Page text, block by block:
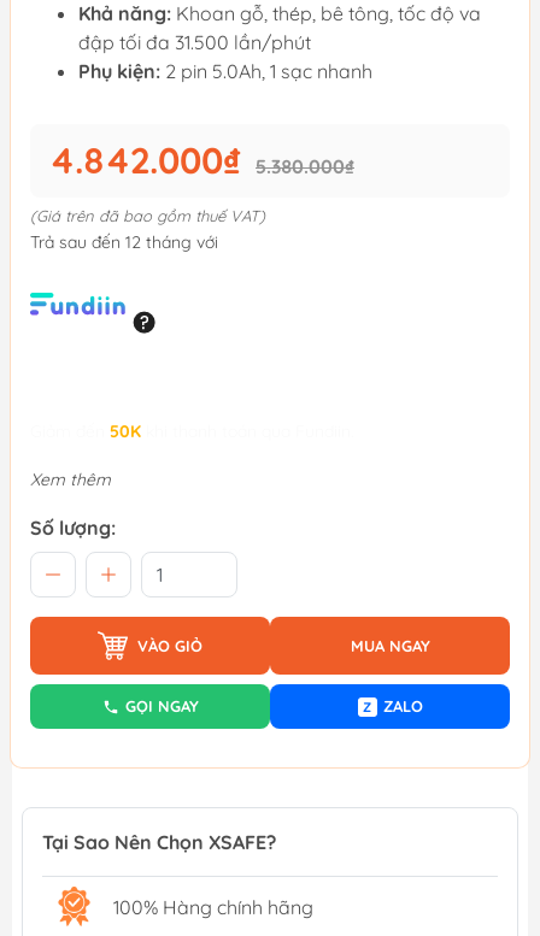
Khả năng: Khoan gỗ, thép, bê tông, tốc độ va
đập tối đa 31.500 lần/phút
Phụ kiện: 2 pin 5.0Ah, 1 sạc nhanh
4.842.000₫ 5.380.000₫
(Giá trên đã bao gồm thuế VAT)
Trả sau đến 12 tháng với
50K
Xem thêm
Số lượng:
VÀO GIỎ MUA NGAY
GỌI NGAY Z ZALO
Tại Sao Nên Chọn XSAFE?
100% Hàng chính hãng